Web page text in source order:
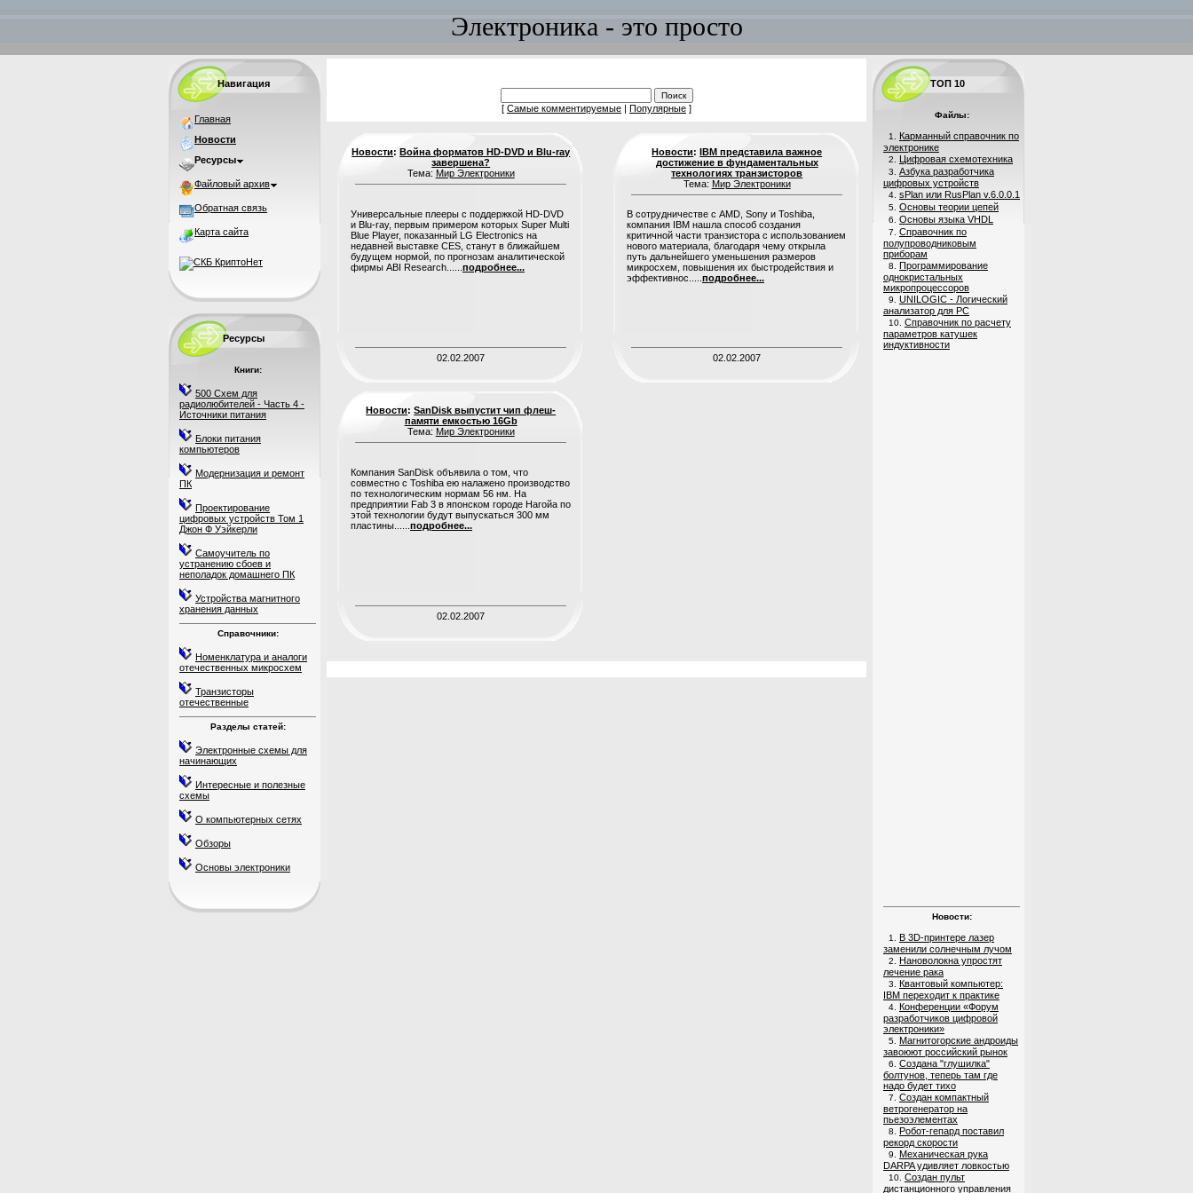
Электроника - это просто
Навигация
Главная
Новости
Ресурсы
Файловый архив
Обратная связь
Карта сайта
Ресурсы
Книги:
500 Схем для
радиолюбителей - Часть 4 -
Источники питания
Блоки питания
компьютеров
Модернизация и ремонт
ПК
Проектирование
цифровых устройств Том 1
Джон Ф Уэйкерли
Самоучитель по
устранению сбоев и
неполадок домашнего ПК
Устройства магнитного
хранения данных
Справочники:
Номенклатура и аналоги
отечественных микросхем
Транзисторы
отечественные
Разделы статей:
Электронные схемы для
начинающих
Интересные и полезные
схемы
О компьютерных сетях
Обзоры
Основы электроники
[ Самые комментируемые | Популярные ]
Новости:Война форматов HD-DVD и Blu-ray
завершена?
Тема: Мир Электроники
Универсальные плееры с поддержкой HD-DVD
и Blu-ray, первым примером которых Super Multi
Blue Player, показанный LG Electronics на
недавней выставке CES, станут в ближайшем
будущем нормой, по прогнозам аналитической
фирмы ABI Research...... подробнее...
02.02.2007
Новости:IBM представила важное
достижение в фундаментальных
технологиях транзисторов
Тема: Мир Электроники
В сотрудничестве с AMD, Sony и Toshiba,
компания IBM нашла способ создания
критичной части транзистора с использованием
нового материала, благодаря чему открыла
путь дальнейшего уменьшения размеров
микросхем, повышения их быстродействия и
эффективнос..... подробнее...
02.02.2007
Новости:SanDisk выпустит чип флеш-
памяти емкостью 16Gb
Тема: Мир Электроники
Компания SanDisk объявила о том, что
совместно с Toshiba ею налажено производство
по технологическим нормам 56 нм. На
предприятии Fab 3 в японском городе Нагойа по
этой технологии будут выпускаться 300 мм
пластины...... подробнее...
02.02.2007
ТОП 10
Файлы:
1. Карманный справочник по
электронике
2. Цифровая схемотехника
3. Азбука разработчика
цифровых устройств
4. sPlan или RusPlan v.6.0.0.1
5. Основы теории цепей
6. Основы языка VHDL
7. Справочник по
полупроводниковым
приборам
8. Программирование
однокристальных
микропроцессоров
9. UNILOGIC - Логический
анализатор для PC
10. Справочник по расчету
параметров катушек
индуктивности
Новости:
1. В 3D-принтере лазер
заменили солнечным лучом
2. Нановолокна упростят
лечение рака
3. Квантовый компьютер:
IBM переходит к практике
4. Конференции «Форум
разработчиков цифровой
электроники»
5. Магнитогорские андроиды
завоюют российский рынок
6. Создана "глушилка"
болтунов, теперь там где
надо будет тихо
7. Создан компактный
ветрогенератор на
пьезоэлементах
8. Робот-гепард поставил
рекорд скорости
9. Механическая рука
DARPA удивляет ловкостью
10. Создан пульт
дистанционного управления